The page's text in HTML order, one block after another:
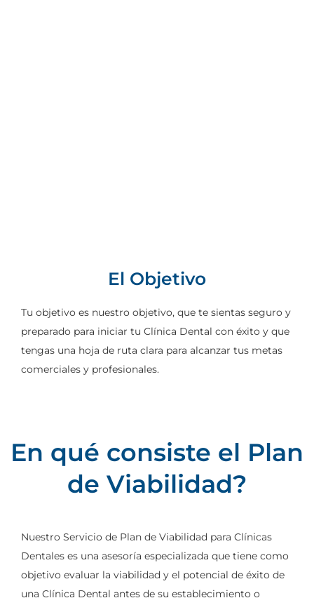
El Objetivo
Tu objetivo es nuestro objetivo, que te sientas seguro y
preparado para iniciar tu Clínica Dental con éxito y que
tengas una hoja de ruta clara para alcanzar tus metas
comerciales y profesionales.
En qué consiste el Plan
de Viabilidad?
Nuestro Servicio de Plan de Viabilidad para Clínicas
Dentales es una asesoría especializada que tiene como
objetivo evaluar la viabilidad y el potencial de éxito de
una Clínica Dental antes de su establecimiento o